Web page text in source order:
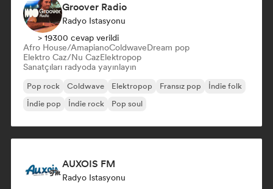
Groover Radio
Radyo Istasyonu
> 19300 cevap verildi
Afro House/AmapianoColdwaveDream pop
Elektro Caz/Nu CazElektropop
Sanatçıları radyoda yayınlayın
Pop rock Coldwave Elektropop Fransız pop
İndie folk
İndie pop
İndie rock Pop soul
AUXOIS FM
Radyo Istasyonu